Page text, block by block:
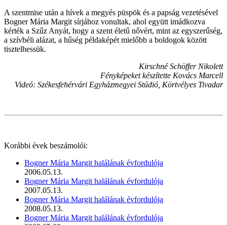
A szentmise után a hívek a megyés püspök és a papság vezetésével
Bogner Mária Margit sírjához vonultak, ahol együtt imádkozva
kérték a Szűz Anyát, hogy a szent életű nővért, mint az egyszerűség,
a szívbéli alázat, a hűség példaképét mielőbb a boldogok között
tisztelhessük.
Kirschné Schöffer Nikolett
Fényképeket készítette Kovács Marcell
Videó: Székesfehérvári Egyházmegyei Stúdió, Körtvélyes Tivadar
Korábbi évek beszámolói:
Bogner Mária Margit halálának évfordulója
2006.05.13.
Bogner Mária Margit halálának évfordulója
2007.05.13.
Bogner Mária Margit halálának évfordulója
2008.05.13.
Bogner Mária Margit halálának évfordulója